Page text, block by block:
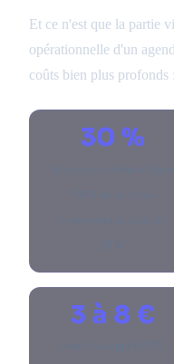
Et ce n'est que la partie
opérationnelle d'un
coûts bien plus profonds :
30 %
3 à 8 €